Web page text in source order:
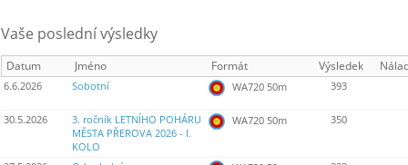
Vaše poslední výsledky
Datum Jméno Formát Výsledek
6.6.2026 Sobotní WA720 50m 393
30.5.2026
3. ročník LETNÍHO POHÁRU
MĚSTA PŘEROVA 2026 - I.
KOLO
WA720 50m 350